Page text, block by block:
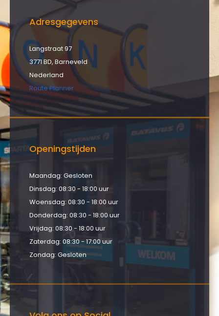
Adresgegevens
Langstraat 97
3771 BD, Barneveld
Nederland
Route Planner
Openingstijden
Maandag: Gesloten
Dinsdag: 08:30 - 18:00 uur
Woensdag: 08:30 - 18:00 uur
Donderdag: 08:30 - 18:00 uur
Vrijdag: 08:30 - 18:00 uur
Zaterdag: 08:30 - 17:00 uur
Zondag: Gesloten